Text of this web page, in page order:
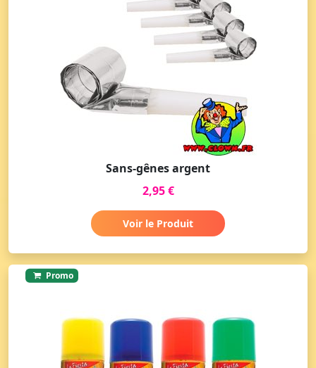
Sans-gênes argent
2,95 €
Voir le Produit
Promo